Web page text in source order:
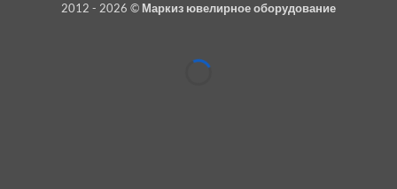
2012 - 2026 © Маркиз ювелирное оборудование